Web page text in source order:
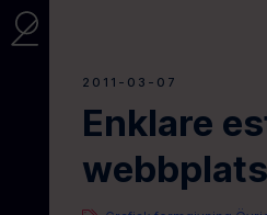
2011-03-07
Enklare